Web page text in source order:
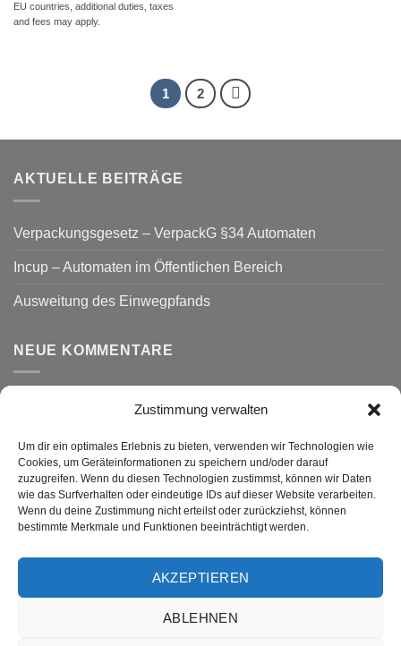
Zustimmung verwalten
Um dir ein optimales Erlebnis zu bieten, verwenden wir Technologien wie
Cookies, um Geräteinformationen zu speichern und/oder darauf
zuzugreifen. Wenn du diesen Technologien zustimmst, können wir Daten
wie das Surfverhalten oder eindeutige IDs auf dieser Website verarbeiten.
Wenn du deine Zustimmung nicht erteilst oder zurückziehst, können
bestimmte Merkmale und Funktionen beeinträchtigt werden.
AKZEPTIEREN
ABLEHNEN
EU countries, additional duties, taxes
and fees may apply.
1 2
AKTUELLE BEITRÄGE
Verpackungsgesetz – VerpackG §34 Automaten
Incup – Automaten im Öffentlichen Bereich
Ausweitung des Einwegpfands
NEUE KOMMENTARE
PayPal MasterCard
WIDERRUF